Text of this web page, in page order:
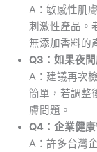
A：敏感性肌
刺激性產品。
無添加香料的
Q3：如果夜
A：建議再次
簡單，若調整
膚問題。
Q4：企業健
A：許多台灣